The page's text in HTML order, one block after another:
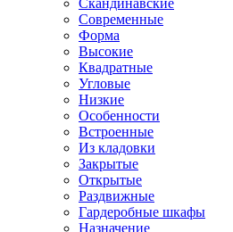
Скандинавские
Современные
Форма
Высокие
Квадратные
Угловые
Низкие
Особенности
Встроенные
Из кладовки
Закрытые
Открытые
Раздвижные
Гардеробные шкафы
Назначение